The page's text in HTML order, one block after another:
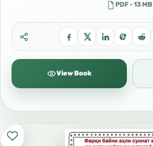
PDF · 13 MB
View Book